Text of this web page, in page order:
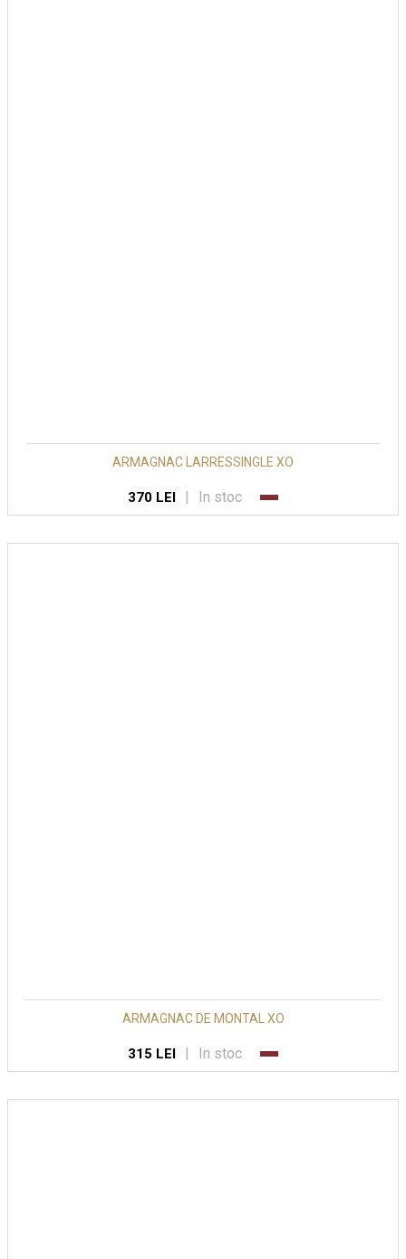
ARMAGNAC LARRESSINGLE XO
370 LEI In stoc
ARMAGNAC DE MONTAL XO
315 LEI In stoc